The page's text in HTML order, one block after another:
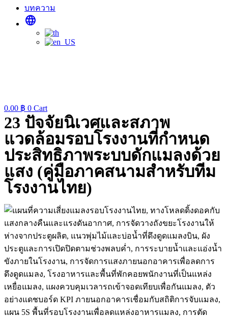
บทความ
language
0.00 ฿ 0 Cart
23 ปัจจัยนิเวศและสภาพ
แวดล้อมรอบโรงงานที่กำหนด
ประสิทธิภาพระบบดักแมลงด้วย
แสง (คู่มือภาคสนามสำหรับทีม
โรงงานไทย)